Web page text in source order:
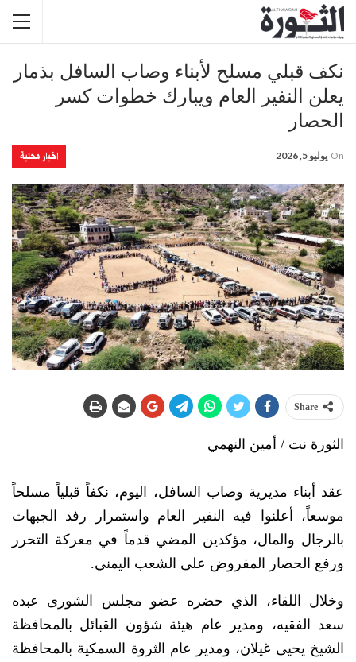
نكف قبلي مسلح لأبناء وصاب السافل بذمار
يعلن النفير العام ويبارك خطوات كسر
الحصار
اخبار محلية On يوليو 5, 2026
Share
الثورة نت / أمين النهمي
​عقد أبناء مديرية وصاب السافل، اليوم، نكفاً قبلياً مسلحاً
موسعاً، أعلنوا فيه النفير العام واستمرار رفد الجبهات
بالرجال والمال، مؤكدين المضي قدماً في معركة التحرر
ورفع الحصار المفروض على الشعب اليمني.
​وخلال اللقاء، الذي حضره عضو مجلس الشورى عبده
سعد الفقيه، ومدير عام هيئة شؤون القبائل بالمحافظة
الشيخ يحيى غيلان، ومدير عام الثروة السمكية بالمحافظة